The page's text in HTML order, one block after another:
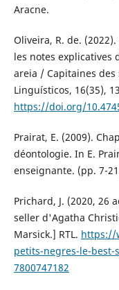
Aracne.
Oliveira, R. de.
les notes explicatives
areia / Capitaines des
Linguísticos, 16(35),
https://doi.org/
Prairat, E. (2009).
déontologie. In E.
enseignante. (pp. 7-
Prichard, J. (2020, 26
seller d'Agatha
Marsick.] RTL. https://
petits-negres-le-
7800747182